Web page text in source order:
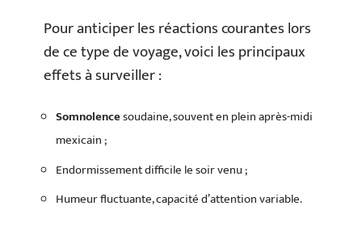
Pour anticiper les réactions courantes lors
de ce type de voyage, voici les principaux
effets à surveiller :
Somnolencesoudaine, souvent en plein après-midi
mexicain ;
Endormissement difficile le soir venu ;
Humeur fluctuante, capacité d’attention variable.